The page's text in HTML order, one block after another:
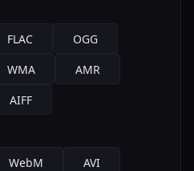
FLAC
OGG
WMA
AMR
AIFF
WebM
AVI